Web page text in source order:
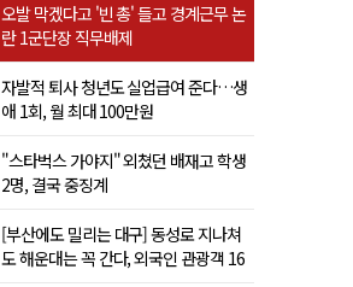
오발 막겠다고 '빈 총' 들고 경계근무 논
란 1군단장 직무배제
자발적 퇴사 청년도 실업급여 준다…생
애 1회, 월 최대 100만원
"스타벅스 가야지" 외쳤던 배재고 학생
2명, 결국 중징계
[부산에도 밀리는 대구] 동성로 지나쳐
도 해운대는 꼭 간다, 외국인 관광객 16